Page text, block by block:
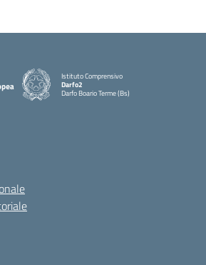
Istituto Comprensivo
Darfo2
Darfo Boario Terme (Bs)